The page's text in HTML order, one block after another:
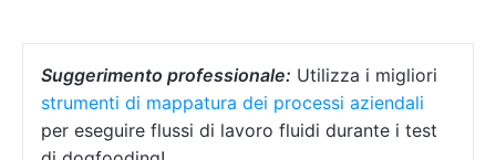
Suggerimento professionale: Utilizza i migliori
strumenti di mappatura dei processi aziendali
per eseguire flussi di lavoro fluidi durante i test